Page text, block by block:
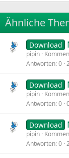
22
26
Ähnliche
Download
pipin
Antworten 0
Download
pipin
Antworten 0
Download
pipin
Antworten 0